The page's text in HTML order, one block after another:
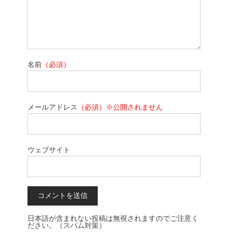
名前 （必須）
メールアドレス （必須）※公開されません
ウェブサイト
日本語が含まれない投稿は無視されますのでご注意く
ださい。（スパム対策）